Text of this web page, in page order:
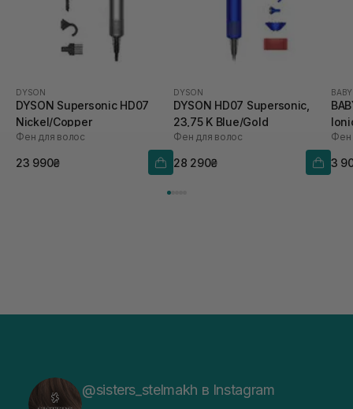
DYSON
DYSON Supersonic HD07
Nickel/Copper
Фен для волос
23 990₴
DYSON
DYSON HD07 Supersonic,
23,75 K Blue/Gold
Фен для волос
28 290₴
Фен
3
@sisters_stelmakh в Instagram